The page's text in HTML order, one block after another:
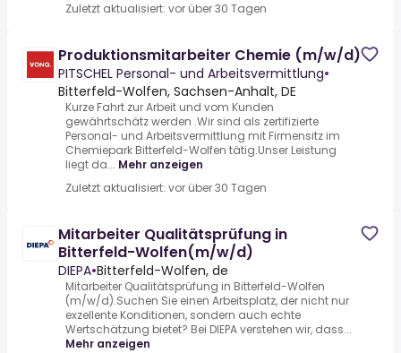
Zuletzt aktualisiert: vor über 30 Tagen
Produktionsmitarbeiter Chemie (m/w/d)
PITSCHEL Personal- und Arbeitsvermittlung•
Bitterfeld-Wolfen, Sachsen-Anhalt, DE
Kurze Fahrt zur Arbeit und vom Kunden
gewährtschätz werden .Wir sind als zertifizierte
Personal- und Arbeitsvermittlung mit Firmensitz im
Chemiepark Bitterfeld-Wolfen tätig.Unser Leistung
liegt da... Mehr anzeigen
Zuletzt aktualisiert: vor über 30 Tagen
Mitarbeiter Qualitätsprüfung in
Bitterfeld-Wolfen(m/w/d)
DIEPA•Bitterfeld-Wolfen, de
Mitarbeiter Qualitätsprüfung in Bitterfeld-Wolfen
(m/w/d).Suchen Sie einen Arbeitsplatz, der nicht nur
exzellente Konditionen, sondern auch echte
Wertschätzung bietet? Bei DIEPA verstehen wir, dass...
Mehr anzeigen